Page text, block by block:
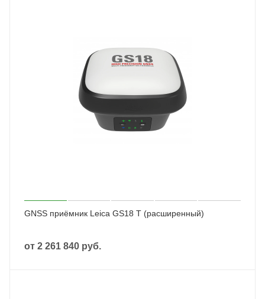
GNSS приёмник Leica GS18 T (расширенный)
от 2 261 840 руб.